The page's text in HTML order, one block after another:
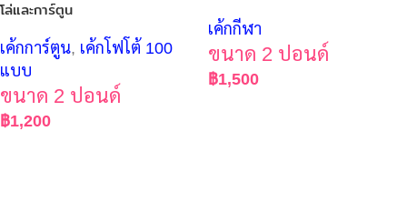
โล่และการ์ตูน
เค้กการ์ตูน, เค้กโฟโต้ 100
แบบ
ขนาด 2 ปอนด์
฿1,200
เค้กกีฬา
ขนาด 2 ปอนด์
฿1,500